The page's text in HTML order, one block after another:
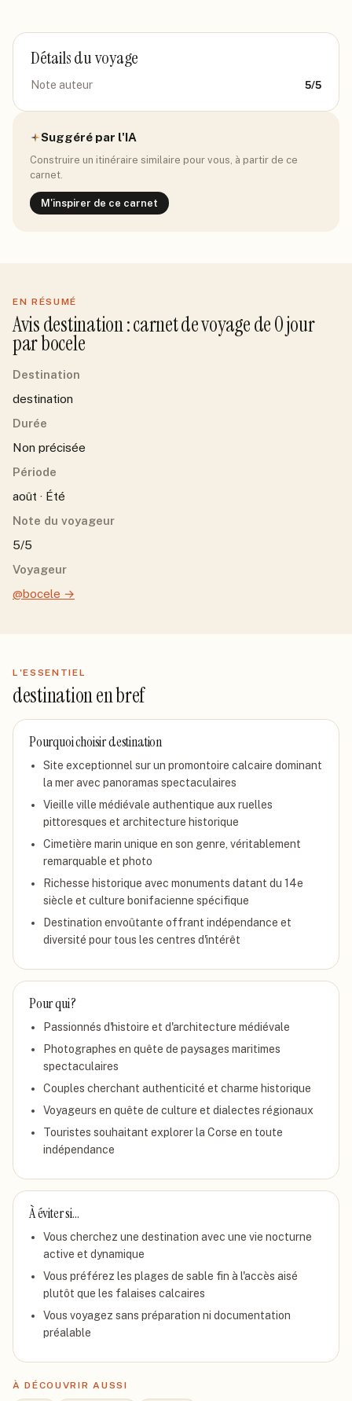
Détails du voyage
Note auteur 5/5
Suggéré par l'IA
Construire un itinéraire similaire pour vous, à partir de ce
carnet.
M'inspirer de ce carnet
EN RÉSUMÉ
Avisdestination: carnet de voyage de0jour
parbocele
Destination
destination
Durée
Non précisée
Période
août · Été
Note du voyageur
5/5
Voyageur
@bocele →
L'ESSENTIEL
destinationen bref
Pourquoi choisirdestination
Site exceptionnel sur un promontoire calcaire dominant
la mer avec panoramas spectaculaires
Vieille ville médiévale authentique aux ruelles
pittoresques et architecture historique
Cimetière marin unique en son genre, véritablement
remarquable et photo
Richesse historique avec monuments datant du 14e
siècle et culture bonifacienne spécifique
Destination envoûtante offrant indépendance et
diversité pour tous les centres d'intérêt
Pour qui ?
Passionnés d'histoire et d'architecture médiévale
Photographes en quête de paysages maritimes
spectaculaires
Couples cherchant authenticité et charme historique
Voyageurs en quête de culture et dialectes régionaux
Touristes souhaitant explorer la Corse en toute
indépendance
À éviter si…
Vous cherchez une destination avec une vie nocturne
active et dynamique
Vous préférez les plages de sable fin à l'accès aisé
plutôt que les falaises calcaires
Vous voyagez sans préparation ni documentation
préalable
À DÉCOUVRIR AUSSI